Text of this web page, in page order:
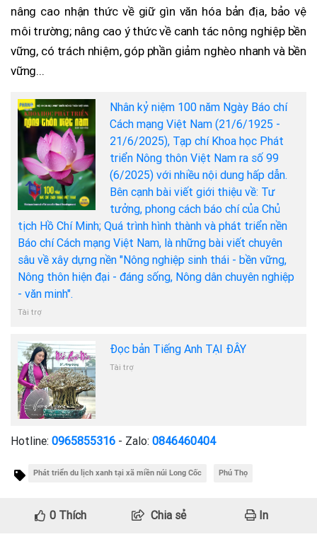
nâng cao nhận thức về giữ gìn văn hóa bản địa, bảo vệ
môi trường; nâng cao ý thức về canh tác nông nghiệp bền
vững, có trách nhiệm, góp phần giảm nghèo nhanh và bền
vững...
Nhân kỷ niệm 100 năm Ngày Báo chí
Cách mạng Việt Nam (21/6/1925 -
21/6/2025), Tạp chí Khoa học Phát
triển Nông thôn Việt Nam ra số 99
(6/2025) với nhiều nội dung hấp dẫn.
Bên cạnh bài viết giới thiệu về: Tư
tưởng, phong cách báo chí của Chủ
tịch Hồ Chí Minh; Quá trình hình thành và phát triển nền
Báo chí Cách mạng Việt Nam, là những bài viết chuyên
sâu về xây dựng nền "Nông nghiệp sinh thái - bền vững,
Nông thôn hiện đại - đáng sống, Nông dân chuyên nghiệp
- văn minh".
Tài trợ
Đọc bản Tiếng Anh TẠI ĐÂY
Tài trợ
Hotline: 0965855316 - Zalo: 0846460404
Phát triển du lịch xanh tại xã miền núi Long Cốc Phú Thọ
0Thích Chia sẻ In